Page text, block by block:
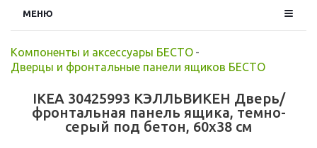
МЕНЮ
Компоненты и аксессуары БЕСТО -
Дверцы и фронтальные панели ящиков БЕСТО
IKEA 30425993 КЭЛЛЬВИКЕН Дверь/
фронтальная панель ящика, темно-
серый под бетон, 60x38 см